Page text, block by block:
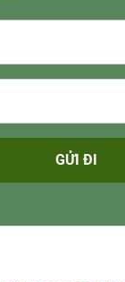
GỬI ĐI